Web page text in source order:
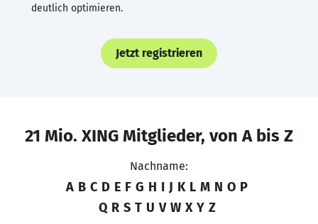
deutlich optimieren.
Jetzt registrieren
21 Mio. XING Mitglieder, von A bis Z
Nachname:
A B C D E F G H I J K L M N O P
Q R S T U V W X Y Z